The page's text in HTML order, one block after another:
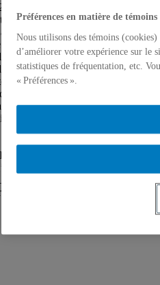
le Premier ministre Stephen
en voie de devenir une
conférence annuelle sur la
vérifier cette affirmation. Est-ce
ramifications et les conféquences
politiques énergitiques qui
du Canada ? La
dévoiler les résultats d’un
dont les Canadiens conçoivent
résultats du sondage national; –
– L’impact sur les
protection des infrastructures
et l’Arctique. Pour vous
de la conférence :
Préférences en matière de témoins
Nous utilisons des témoins
d’améliorer votre expérience sur le
statistiques de fréquentation, etc.
« Préférences ».